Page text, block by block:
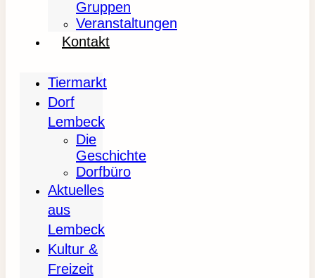
Gruppen
Veranstaltungen
Kontakt
Tiermarkt
Dorf
Lembeck
Die
Geschichte
Dorfbüro
Aktuelles
aus
Lembeck
Kultur &
Freizeit